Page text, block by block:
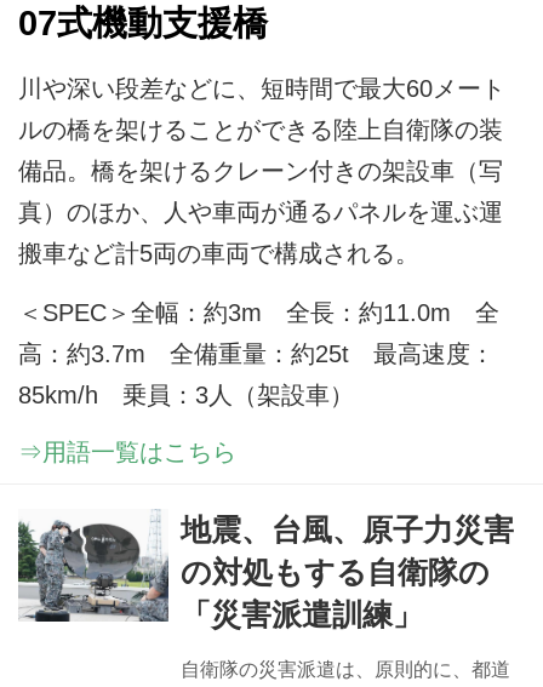
07式機動支援橋
川や深い段差などに、短時間で最大60メート
ルの橋を架けることができる陸上自衛隊の装
備品。橋を架けるクレーン付きの架設車（写
真）のほか、人や車両が通るパネルを運ぶ運
搬車など計5両の車両で構成される。
＜SPEC＞全幅：約3m 全長：約11.0m 全
高：約3.7m 全備重量：約25t 最高速度：
85km/h 乗員：3人（架設車）
⇒用語一覧はこちら
地震、台風、原子力災害
の対処もする自衛隊の
「災害派遣訓練」
自衛隊の災害派遣は、原則的に、都道